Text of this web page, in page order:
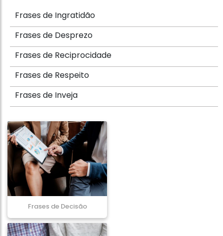
Frases de Ingratidão
Frases de Desprezo
Frases de Reciprocidade
Frases de Respeito
Frases de Inveja
Frases de Decisão